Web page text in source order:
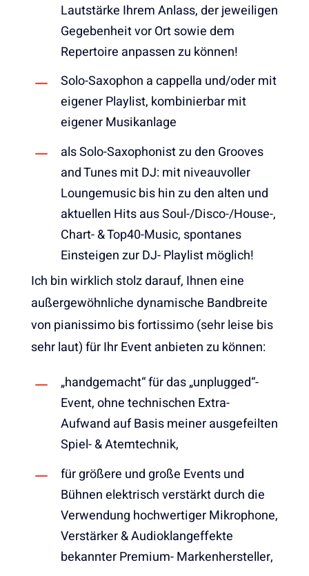
Lautstärke Ihrem Anlass, der jeweiligen
Gegebenheit vor Ort sowie dem
Repertoire anpassen zu können!
Solo-Saxophon a cappella und/oder mit
eigener Playlist, kombinierbar mit
eigener Musikanlage
als Solo-Saxophonist zu den Grooves
and Tunes mit DJ: mit niveauvoller
Loungemusic bis hin zu den alten und
aktuellen Hits aus Soul-/Disco-/House-,
Chart- & Top40-Music, spontanes
Einsteigen zur DJ- Playlist möglich!
Ich bin wirklich stolz darauf, Ihnen eine
außergewöhnliche dynamische Bandbreite
von pianissimo bis fortissimo (sehr leise bis
sehr laut) für Ihr Event anbieten zu können:
„handgemacht“ für das „unplugged“-
Event, ohne technischen Extra-
Aufwand auf Basis meiner ausgefeilten
Spiel- & Atemtechnik,
für größere und große Events und
Bühnen elektrisch verstärkt durch die
Verwendung hochwertiger Mikrophone,
Verstärker & Audioklangeffekte
bekannter Premium- Markenhersteller,